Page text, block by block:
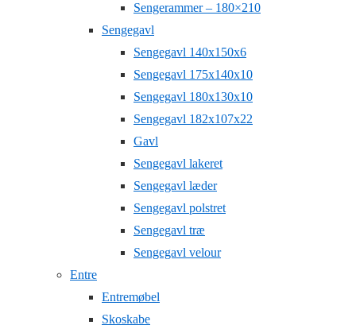
Sengerammer – 180×210
Sengegavl
Sengegavl 140x150x6
Sengegavl 175x140x10
Sengegavl 180x130x10
Sengegavl 182x107x22
Gavl
Sengegavl lakeret
Sengegavl læder
Sengegavl polstret
Sengegavl træ
Sengegavl velour
Entre
Entremøbel
Skoskabe